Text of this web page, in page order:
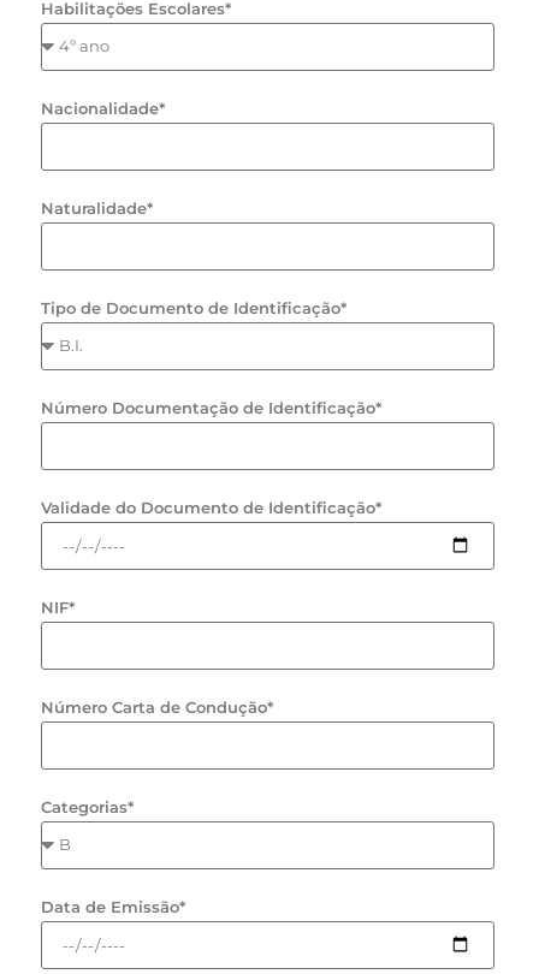
Habilitações Escolares*
Nacionalidade*
Naturalidade*
Tipo de Documento de Identificação*
Número Documentação de Identificação*
Validade do Documento de Identificação*
NIF*
Número Carta de Condução*
Categorias*
Data de Emissão*